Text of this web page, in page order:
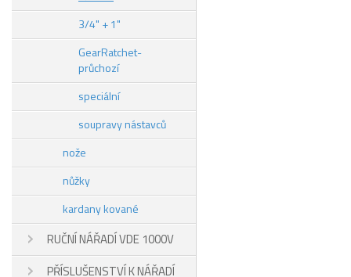
3/4" + 1"
GearRatchet-
průchozí
speciální
soupravy nástavců
nože
nůžky
kardany kované
RUČNÍ NÁŘADÍ VDE 1000V
PŘÍSLUŠENSTVÍ K NÁŘADÍ